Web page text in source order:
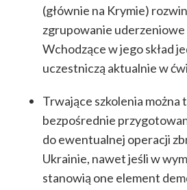
(głównie na Krymie)
zgrupowanie uderzeniowe
Wchodzące w jego skład
uczestniczą aktualnie w
Trwające szkolenia można
bezpośrednie
do ewentualnej operacji
Ukrainie, nawet jeśli w
stanowią one element